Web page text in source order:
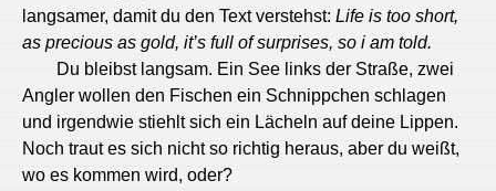
langsamer, damit du den Text verstehst: Life is too short,
as precious as gold, it’s full of surprises, so i am told.
Du bleibst langsam. Ein See links der Straße, zwei
Angler wollen den Fischen ein Schnippchen schlagen
und irgendwie stiehlt sich ein Lächeln auf deine Lippen.
Noch traut es sich nicht so richtig heraus, aber du weißt,
wo es kommen wird, oder?